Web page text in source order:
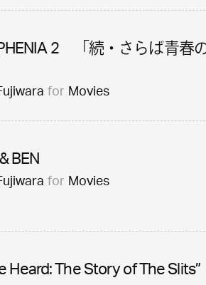
2 「続・さらば青春
forMovies
BEN
forMovies
Heard: The Story of The Slits”